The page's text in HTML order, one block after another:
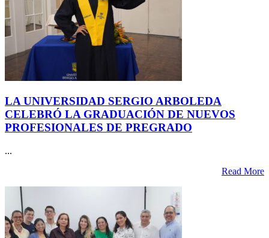
LA UNIVERSIDAD SERGIO ARBOLEDA
CELEBRÓ LA GRADUACIÓN DE NUEVOS
PROFESIONALES DE PREGRADO
...
Read More